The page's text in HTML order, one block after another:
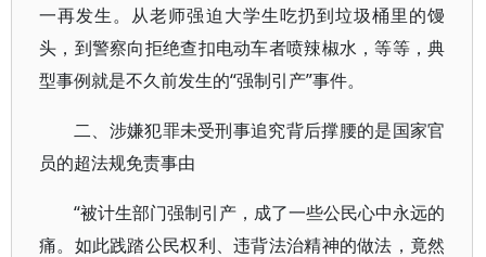
一再发生。从老师强迫大学生吃扔到垃圾桶里的馒
头，到警察向拒绝查扣电动车者喷辣椒水，等等，典
型事例就是不久前发生的“强制引产”事件。
二、涉嫌犯罪未受刑事追究背后撑腰的是国家官
员的超法规免责事由
“被计生部门强制引产，成了一些公民心中永远的
痛。如此践踏公民权利、违背法治精神的做法，竟然